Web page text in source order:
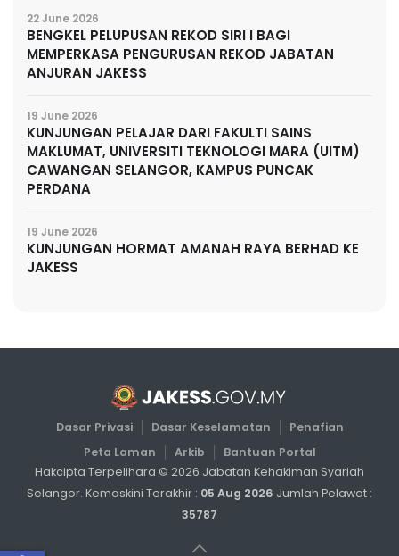
22 June 2026
BENGKEL PELUPUSAN REKOD SIRI I BAGI
MEMPERKASA PENGURUSAN REKOD JABATAN
ANJURAN JAKESS
19 June 2026
KUNJUNGAN PELAJAR DARI FAKULTI SAINS
MAKLUMAT, UNIVERSITI TEKNOLOGI MARA (UITM)
CAWANGAN SELANGOR, KAMPUS PUNCAK
PERDANA
19 June 2026
KUNJUNGAN HORMAT AMANAH RAYA BERHAD KE
JAKESS
Dasar Privasi Dasar Keselamatan
Penafian
Peta Laman
Arkib
Bantuan Portal
Hakcipta Terpelihara © 2026 Jabatan Kehakiman Syariah
Selangor. Kemaskini Terakhir : 05 Aug 2026 Jumlah Pelawat :
35787